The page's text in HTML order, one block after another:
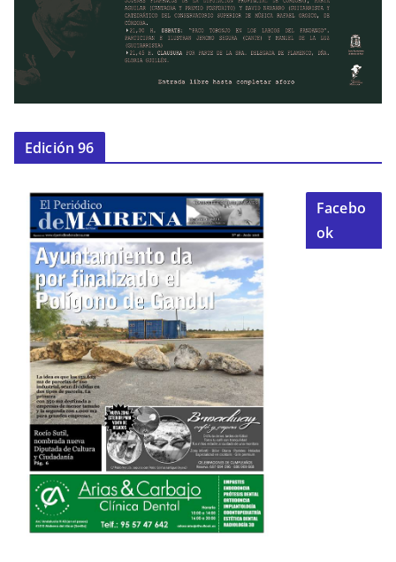
Edición 96
Facebo
ok